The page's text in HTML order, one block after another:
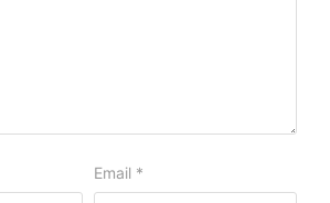
Email *